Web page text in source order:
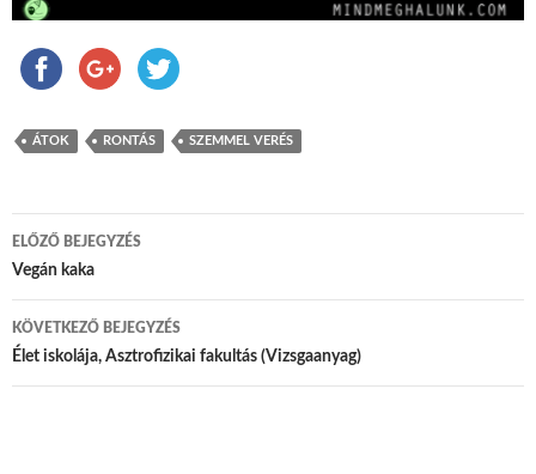
ÁTOK RONTÁS SZEMMEL VERÉS
Bejegyzés navigáció
ELŐZŐ BEJEGYZÉS
Vegán kaka
KÖVETKEZŐ BEJEGYZÉS
Élet iskolája, Asztrofizikai fakultás (Vizsgaanyag)